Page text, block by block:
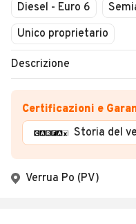
Diesel - Euro 6
Unico proprietario
Descrizione
Certificazioni e
Storia del
Verrua Po (PV)